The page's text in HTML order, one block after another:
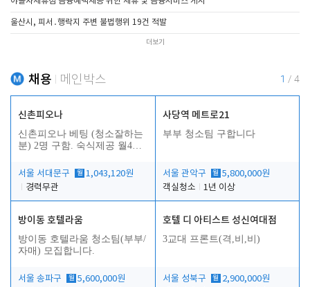
울산시, 피서․행락지 주변 불법행위 19건 적발
더보기
채용 메인박스 1 / 4
신촌피오나
신촌피오나 베팅 (청소잘하는
분) 2명 구함. 숙식제공 월4회
서울 서대문구
월 1,043,120원
경력무관
사당역 메트로21
부부 청소팀 구합니다
서울 관악구 월 5,800,000원
객실청소
1년 이상
방이동 호텔라움
방이동 호텔라움 청소팀(부부/
자매) 모집합니다.
서울 송파구 월 5,600,000원
호텔 디 아티스트 성신여대점
3교대 프론트(격,비,비)
서울 성북구 월 2,900,000원